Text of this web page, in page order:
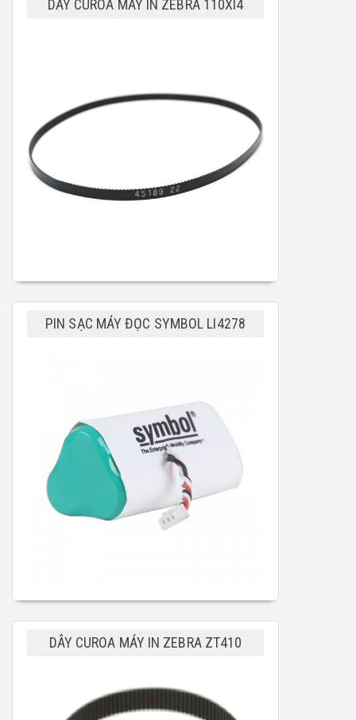
DÂY CUROA MÁY IN ZEBRA 110XI4
PIN SẠC MÁY ĐỌC SYMBOL LI4278
DÂY CUROA MÁY IN ZEBRA ZT410